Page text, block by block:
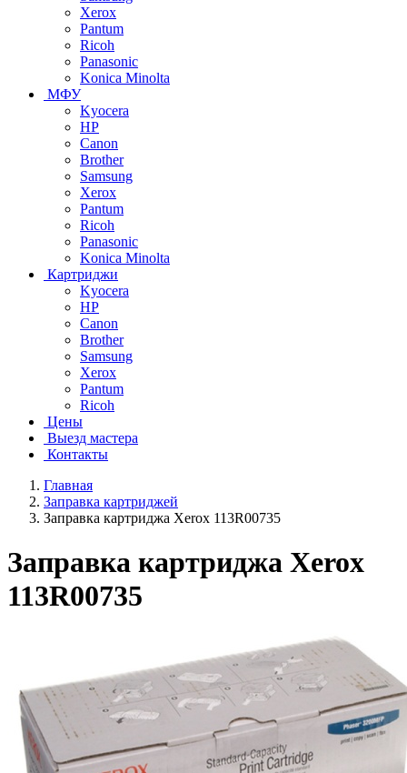
Xerox
Pantum
Ricoh
Panasonic
Konica Minolta
МФУ
Kyocera
HP
Canon
Brother
Samsung
Xerox
Pantum
Ricoh
Panasonic
Konica Minolta
Картриджи
Kyocera
HP
Canon
Brother
Samsung
Xerox
Pantum
Ricoh
Цены
Выезд мастера
Контакты
Главная
Заправка картриджей
Заправка картриджа Xerox 113R00735
Заправка картриджа Xerox
113R00735